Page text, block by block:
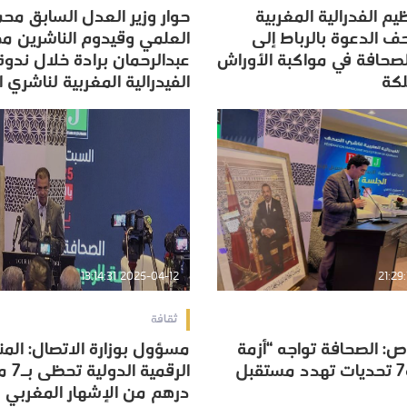
الفدرالية المغربية
الدعوة بالرباط إلى
في مواكبة الأوراش
الفدرالية المغربية
الدعوة بالرباط إلى
في مواكبة الأوراش
حوار وزير العدل السابق
العلمي وقيدوم الناشرين
عبدالرحمان برادة خلال
الفيدرالية المغربية
حوار وزير العدل السابق
العلمي وقيدوم الناشرين
عبدالرحمان برادة خلال
الفيدرالية المغربية
الصحافة تواجه “أزمة
وجودية”… و7 تحديات تهدد مستقبل
الصحافة تواجه “أزمة
وجودية”… و7 تحديات تهدد مستقبل
2025-04-12 13:14:31
ثقافة
مسؤول بوزارة الاتصال:
درهم من الإشهار المغربي
مسؤول بوزارة الاتصال:
درهم من الإشهار المغربي